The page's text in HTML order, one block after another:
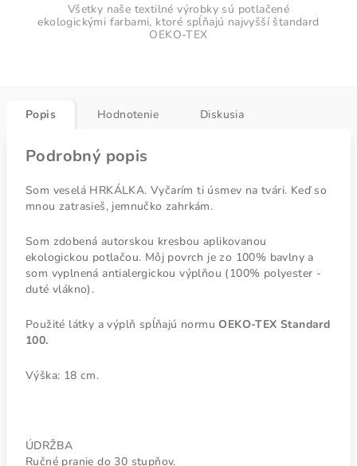
Všetky naše textilné výrobky sú potlačené
ekologickými farbami, ktoré spĺňajú najvyšší štandard
OEKO-TEX
Popis Hodnotenie Diskusia
Podrobný popis
Som veselá HRKÁLKA. Vyčarím ti úsmev na tvári. Keď so
mnou zatrasieš, jemnučko zahrkám.
Som zdobená autorskou kresbou aplikovanou
ekologickou potlačou. Môj povrch je zo 100% bavlny a
som vyplnená antialergickou výplňou (100% polyester -
duté vlákno).
Použité látky a výplň spĺňajú normuOEKO-TEX Standard
100.
Výška: 18 cm.
ÚDRŽBA
Ručné pranie do 30 stupňov.